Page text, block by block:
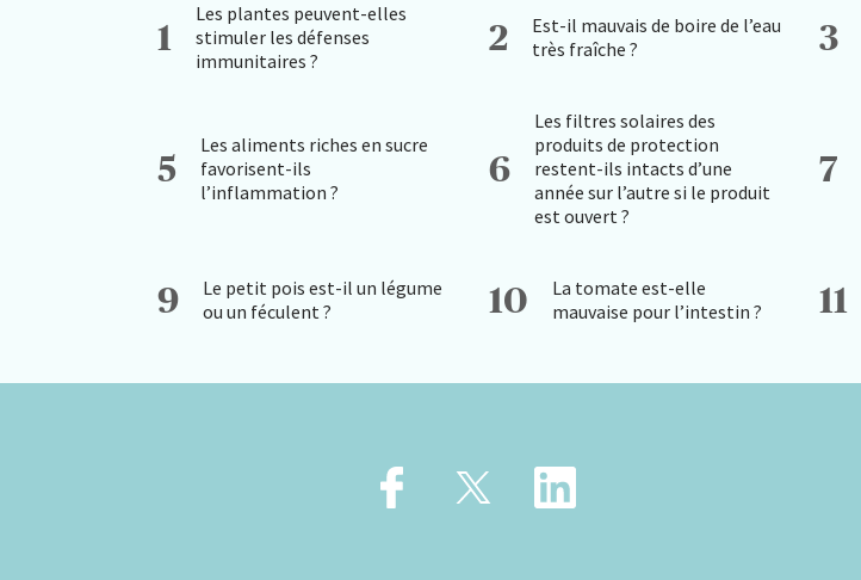
1
Les plantes peuvent-elles
stimuler les défenses
immunitaires ?
2
Est-il mauvais de boire de l’eau
très fraîche ?
3
5
Les aliments riches en sucre
favorisent-ils
l’inflammation ?
6
Les filtres solaires des
produits de protection
restent-ils intacts d’une
année sur l’autre si le produit
est ouvert ?
7
9
Le petit pois est-il un légume
ou un féculent ?
10
La tomate est-elle
mauvaise pour l’intestin ?
11